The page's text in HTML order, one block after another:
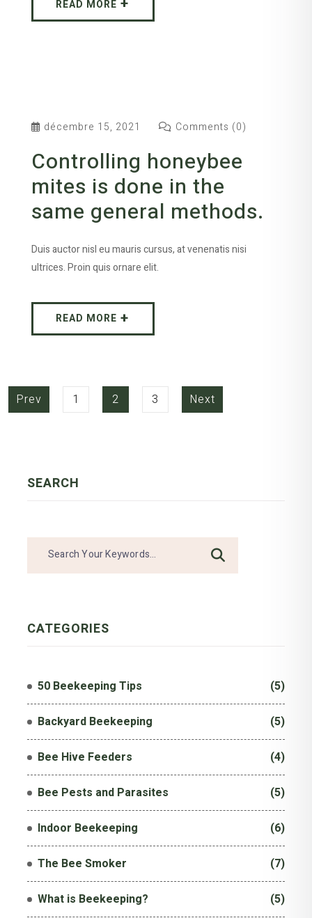
READ MORE
décembre 15, 2021 Comments (0)
Controlling honeybee
mites is done in the
same general methods.
Duis auctor nisl eu mauris cursus, at venenatis nisi
ultrices. Proin quis ornare elit.
READ MORE
Prev 1 2 3 Next
SEARCH
CATEGORIES
50 Beekeeping Tips (5)
Backyard Beekeeping (5)
Bee Hive Feeders (4)
Bee Pests and Parasites (5)
Indoor Beekeeping (6)
The Bee Smoker (7)
What is Beekeeping? (5)